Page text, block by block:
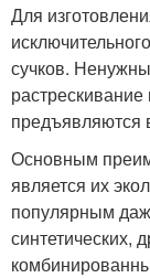
Для
сучков.
предъявляются
Основным
является их
популярным
синтетических,